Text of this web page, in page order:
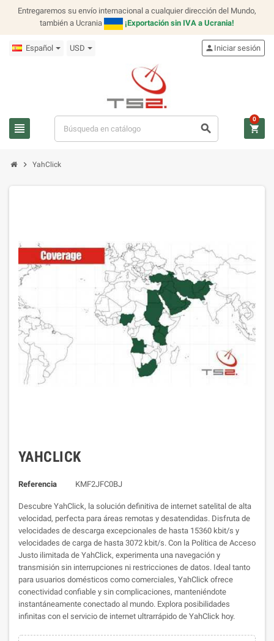
Entregaremos su envío internacional a cualquier dirección del Mundo,
también a Ucrania
¡Exportación sin IVA a Ucrania!
Español USD
view_headline search
person Iniciar sesión
shopping_cart
0
chevron_right YahClick
YAHCLICK
Referencia KMF2JFC0BJ
Descubre YahClick, la solución definitiva de internet satelital de alta
velocidad, perfecta para áreas remotas y desatendidas. Disfruta de
velocidades de descarga excepcionales de hasta 15360 kbit/s y
velocidades de carga de hasta 3072 kbit/s. Con la Política de Acceso
Justo ilimitada de YahClick, experimenta una navegación y
transmisión sin interrupciones ni restricciones de datos. Ideal tanto
para usuarios domésticos como comerciales, YahClick ofrece
conectividad confiable y sin complicaciones, manteniéndote
instantáneamente conectado al mundo. Explora posibilidades
infinitas con el servicio de internet ultrarrápido de YahClick hoy.